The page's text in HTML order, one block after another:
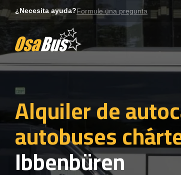
to
¿Necesita ayuda?Formule una pregunta
Alquiler de
autobuses
Ibbenbüren